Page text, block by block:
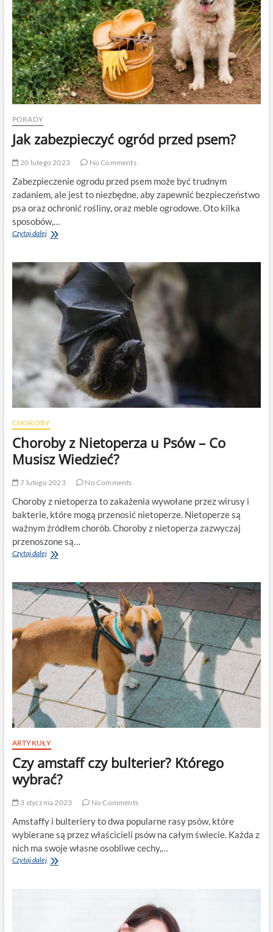
wiemy
o
nich?
PORADY
Jak zabezpieczyć ogród przed psem?
20 lutego 2023 No Comments
Zabezpieczenie ogrodu przed psem może być trudnym
zadaniem, ale jest to niezbędne, aby zapewnić bezpieczeństwo
psa oraz ochronić rośliny, oraz meble ogrodowe. Oto kilka
sposobów,…
Czytaj dalejJak
psem?
CHOROBY
Choroby z Nietoperza u Psów – Co
Musisz Wiedzieć?
7 lutego 2023 No Comments
Choroby z nietoperza to zakażenia wywołane przez wirusy i
bakterie, które mogą przenosić nietoperze. Nietoperze są
ważnym źródłem chorób. Choroby z nietoperza zazwyczaj
przenoszone są…
Czytaj dalejChoroby
u
Psów
Co
Musisz
ARTYKUŁY
Czy amstaff czy bulterier? Którego
wybrać?
3 stycznia 2023 No Comments
Amstaffy i bulteriery to dwa popularne rasy psów, które
wybierane są przez właścicieli psów na całym świecie. Każda z
nich ma swoje własne osobliwe cechy,…
Czytaj dalejCzy